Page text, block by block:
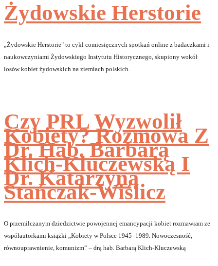
Żydowskie Herstorie
„Żydowskie Herstorie" to cykl comiesięcznych spotkań online z badaczkami i
naukowczyniami Żydowskiego Instytutu Historycznego, skupiony wokół
losów kobiet żydowskich na ziemiach polskich.
Czy PRL Wyzwolił
Kobiety? Rozmowa Z
Dr. Hab. Barbarą
Klich-Kluczewską I
Dr. Katarzyną
Stańczak-Wiślicz
O przemilczanym dziedzictwie powojennej emancypacji kobiet rozmawiam ze
współautorkami książki „Kobiety w Polsce 1945–1989. Nowoczesność,
równouprawnienie, komunizm” – drą hab. Barbarą Klich-Kluczewską